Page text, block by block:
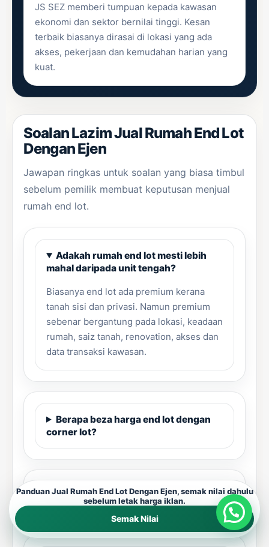
JS SEZ memberi tumpuan kepada kawasan
ekonomi dan sektor bernilai tinggi. Kesan
terbaik biasanya dirasai di lokasi yang ada
akses, pekerjaan dan kemudahan harian yang
kuat.
Soalan Lazim Jual Rumah End Lot
Dengan Ejen
Jawapan ringkas untuk soalan yang biasa timbul
sebelum pemilik membuat keputusan menjual
rumah end lot.
Adakah rumah end lot mesti lebih
mahal daripada unit tengah?
Biasanya end lot ada premium kerana
tanah sisi dan privasi. Namun premium
sebenar bergantung pada lokasi, keadaan
rumah, saiz tanah, renovation, akses dan
data transaksi kawasan.
Berapa beza harga end lot dengan
corner lot?
Perlu repair rumah sebelum jual?
Panduan Jual Rumah End Lot Dengan Ejen, semak nilai dahulu
sebelum letak harga iklan.
Semak Nilai